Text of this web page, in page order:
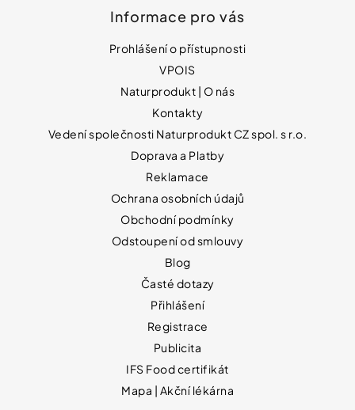
Informace pro vás
Prohlášení o přístupnosti
VPOIS
Naturprodukt | O nás
Kontakty
Vedení společnosti Naturprodukt CZ spol. s r.o.
Doprava a Platby
Reklamace
Ochrana osobních údajů
Obchodní podmínky
Odstoupení od smlouvy
Blog
Časté dotazy
Přihlášení
Registrace
Publicita
IFS Food certifikát
Mapa | Akční lékárna